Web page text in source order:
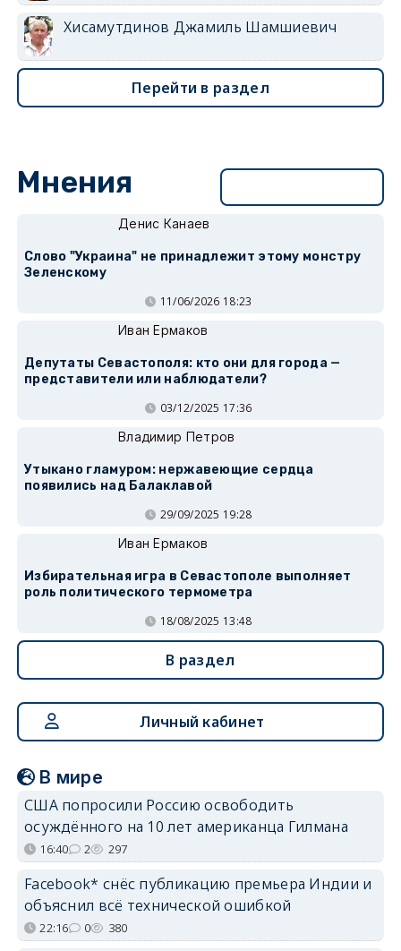
Хисамутдинов Джамиль Шамшиевич
Перейти в раздел
Мнения
Денис Канаев
Слово "Украина" не принадлежит этому монстру
Зеленскому
11/06/2026 18:23
Иван Ермаков
Депутаты Севастополя: кто они для города —
представители или наблюдатели?
03/12/2025 17:36
Владимир Петров
Утыкано гламуром: нержавеющие сердца
появились над Балаклавой
29/09/2025 19:28
Иван Ермаков
Избирательная игра в Севастополе выполняет
роль политического термометра
18/08/2025 13:48
В раздел
Личный кабинет
В мире
США попросили Россию освободить
осуждённого на 10 лет американца Гилмана
16:40 2 297
Facebook* снёс публикацию премьера Индии и
объяснил всё технической ошибкой
22:16 0 380